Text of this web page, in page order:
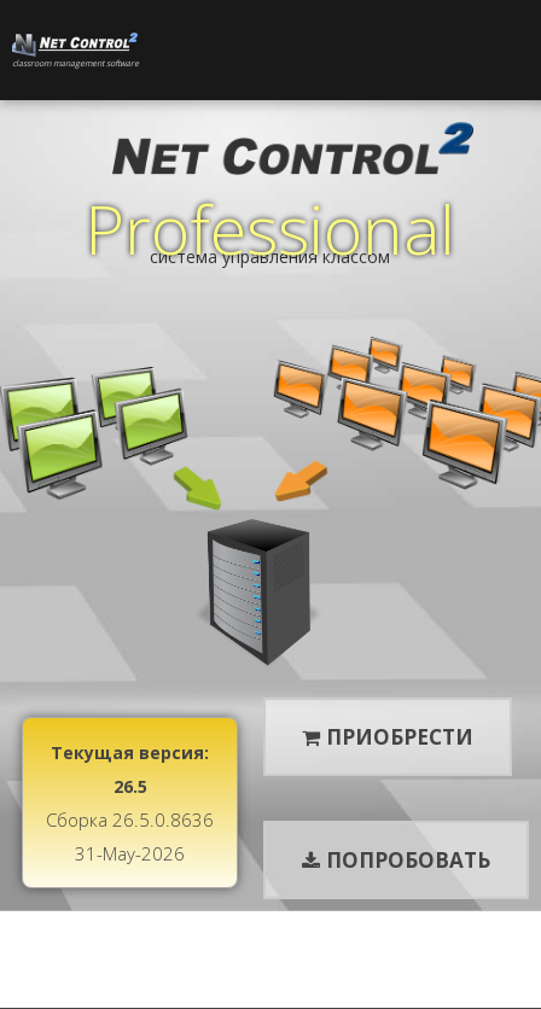
сlassroom management software
ПРОДУКТЫ ВОЗМОЖНОСТИ
Professional
система управления классом
Текущая версия:
26.5
Сборка 26.5.0.8636
31-May-2026
ПРИОБРЕСТИ
ПОПРОБОВАТЬ